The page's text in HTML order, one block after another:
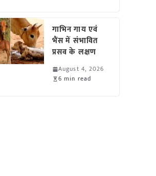
गाभिन गाय एवं
भैंस में संभावित
प्रसव के लक्षण
August 4, 2026
6 min read